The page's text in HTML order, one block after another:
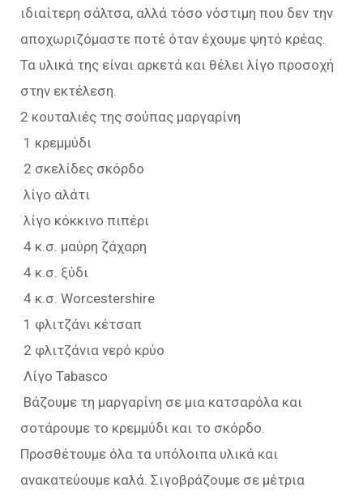
ιδιαίτερη σάλτσα, αλλά τόσο νόστιμη που δεν την
αποχωριζόμαστε ποτέ όταν έχουμε ψητό κρέας.
Τα υλικά της είναι αρκετά και θέλει λίγο προσοχή
στην εκτέλεση.
2 κουταλιές της σούπας μαργαρίνη
1 κρεμμύδι
2 σκελίδες σκόρδο
λίγο αλάτι
λίγο κόκκινο πιπέρι
4 κ.σ. μαύρη ζάχαρη
4 κ.σ. ξύδι
4 κ.σ. Worcestershire
1 φλιτζάνι κέτσαπ
2 φλιτζάνια νερό κρύο
Λίγο Tabasco
Βάζουμε τη μαργαρίνη σε μια κατσαρόλα και
σοτάρουμε το κρεμμύδι και το σκόρδο.
Προσθέτουμε όλα τα υπόλοιπα υλικά και
ανακατεύουμε καλά. Σιγοβράζουμε σε μέτρια